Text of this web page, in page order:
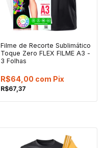
Filme de Recorte Sublimático
Toque Zero FLEX FILME A3 -
3 Folhas
R$67,37
R$64,00 com Pix